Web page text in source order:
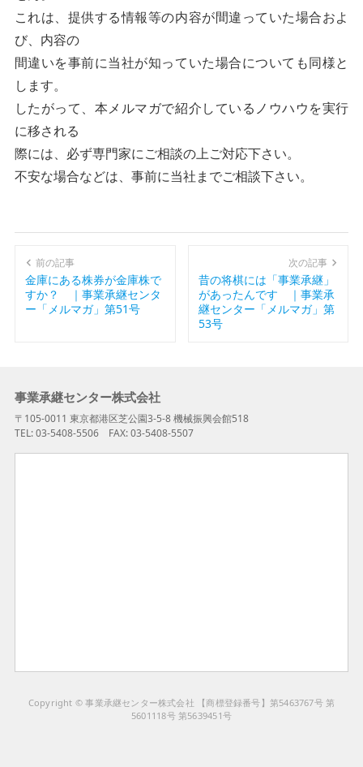
これは、提供する情報等の内容が間違っていた場合およ
び、内容の
間違いを事前に当社が知っていた場合についても同様と
します。
したがって、本メルマガで紹介しているノウハウを実行
に移される
際には、必ず専門家にご相談の上ご対応下さい。
不安な場合などは、事前に当社までご相談下さい。
前の記事
金庫にある株券が金庫株で
すか？ ｜事業承継センタ
ー「メルマガ」第51号
次の記事
昔の将棋には「事業承継」
があったんです ｜事業承
継センター「メルマガ」第
53号
事業承継センター株式会社
〒105-0011 東京都港区芝公園3-5-8 機械振興会館518
TEL: 03-5408-5506 FAX: 03-5408-5507
Copyright © 事業承継センター株式会社 【商標登録番号】第5463767号 第
5601118号 第5639451号